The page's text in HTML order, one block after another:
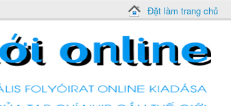
Đặt làm trang chủ